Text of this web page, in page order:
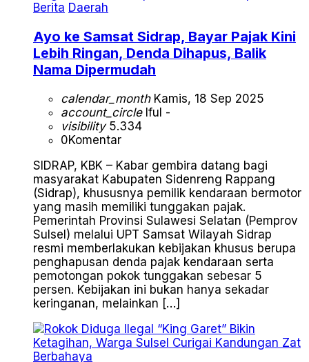
Berita Daerah
Ayo ke Samsat Sidrap, Bayar Pajak Kini
Lebih Ringan, Denda Dihapus, Balik
Nama Dipermudah
calendar_monthKamis, 18 Sep 2025
account_circleIful -
visibility5.334
0Komentar
SIDRAP, KBK – Kabar gembira datang bagi
masyarakat Kabupaten Sidenreng Rappang
(Sidrap), khususnya pemilik kendaraan bermotor
yang masih memiliki tunggakan pajak.
Pemerintah Provinsi Sulawesi Selatan (Pemprov
Sulsel) melalui UPT Samsat Wilayah Sidrap
resmi memberlakukan kebijakan khusus berupa
penghapusan denda pajak kendaraan serta
pemotongan pokok tunggakan sebesar 5
persen. Kebijakan ini bukan hanya sekadar
keringanan, melainkan […]